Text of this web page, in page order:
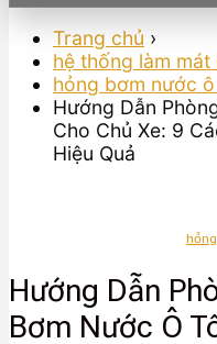
Trang chủ ›
hệ thống làm mát
hỏng bơm nước
Hướng Dẫn
Cho Chủ Xe: 9
Hiệu Quả
Hướng Dẫn
Bơm Nước Ô